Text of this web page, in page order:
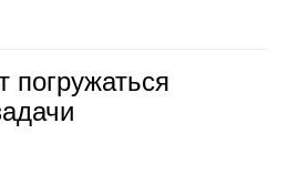
погру­жаться